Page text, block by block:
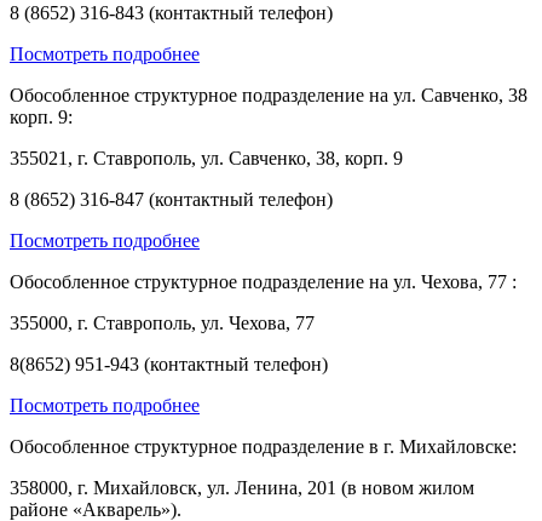
8 (8652) 316-843 (контактный телефон)
Посмотреть подробнее
Обособленное структурное подразделение на ул. Савченко, 38
корп. 9:
355021, г. Ставрополь, ул. Савченко, 38, корп. 9
8 (8652) 316-847 (контактный телефон)
Посмотреть подробнее
Обособленное структурное подразделение на ул. Чехова, 77 :
355000, г. Ставрополь, ул. Чехова, 77
8(8652) 951-943 (контактный телефон)
Посмотреть подробнее
Обособленное структурное подразделение в г. Михайловске:
358000, г. Михайловск, ул. Ленина, 201 (в новом жилом
районе «Акварель»).